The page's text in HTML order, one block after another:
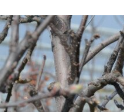
email